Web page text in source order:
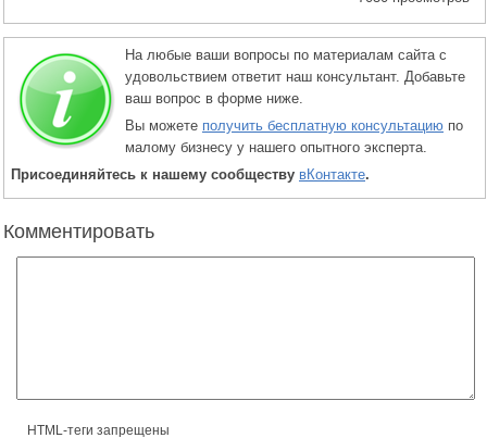
На любые ваши вопросы по материалам сайта с
удовольствием ответит наш консультант. Добавьте
ваш вопрос в форме ниже.
Вы можете получить бесплатную консультацию по
малому бизнесу у нашего опытного эксперта.
Присоединяйтесь к нашему сообществу вКонтакте.
Комментировать
HTML-теги запрещены